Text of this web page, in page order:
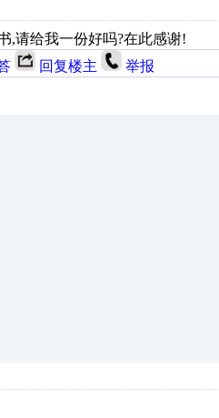
,请给我一份好吗?在此感谢!
回复楼主 举报